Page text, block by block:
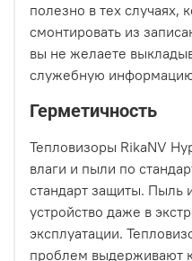
полезно в тех случаях,
смонтировать из
вы не желаете
служебную
Герметичность
Тепловизоры RikaNV
влаги и пыли по
стандарт защиты. Пыль
устройство даже в
эксплуатации.
проблем выдерживают